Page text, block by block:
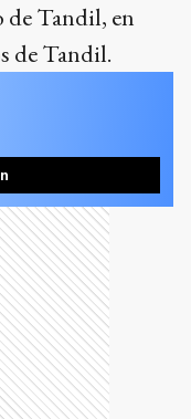
Tandil, en
de Tandil.